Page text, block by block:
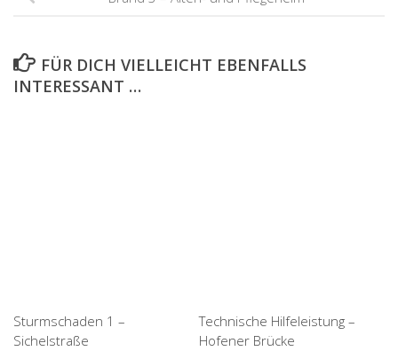
FÜR DICH VIELLEICHT EBENFALLS
INTERESSANT …
Sturmschaden 1 –
Sichelstraße
Technische Hilfeleistung –
Hofener Brücke